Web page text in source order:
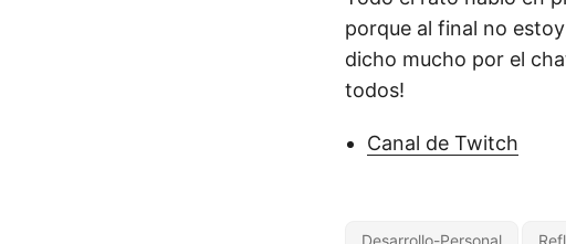
porque al final no
dicho mucho por el
todos!
Canal de Twitch
Desarrollo-Personal